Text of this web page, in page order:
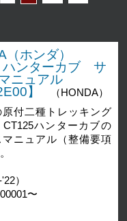
（ホンダ）
ハンターカブ サ
ニュアル
】
（HONDA）
付二種トレッキング
ハンターカブの
ニュアル（整備要項
）
〜